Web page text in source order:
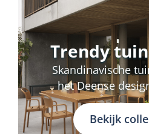
Trendy
Skandinavische
het Deense
Bekijk